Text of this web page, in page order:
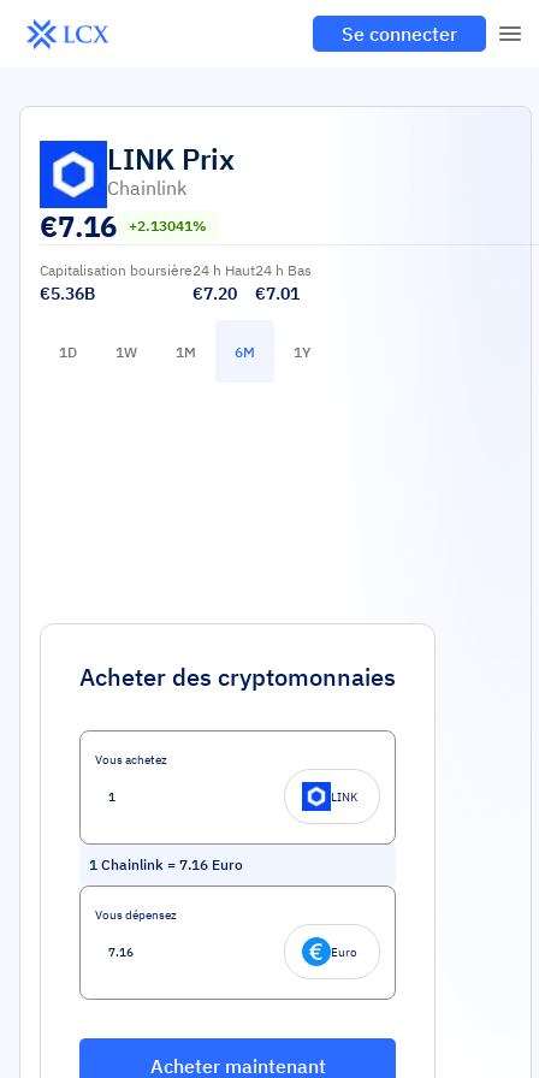
Se connecter
LINK Prix
Chainlink
€7.16 +2.13041%
Capitalisation boursière
€5.36B
24 h Haut
€7.20
24 h Bas
€7.01
1D 1W 1M 6M 1Y
Acheter des cryptomonnaies
Vous achetez
LINK
1 Chainlink = 7.16 Euro
Vous dépensez
Euro
Acheter maintenant